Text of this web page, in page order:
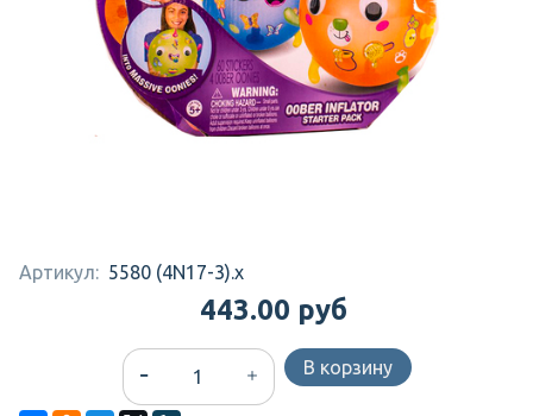
Артикул: 5580 (4N17-3).x
443.00 руб
В корзину